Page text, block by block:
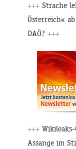
+++ Strache
Österreich«
DAÖ? +++
+++
Assange im